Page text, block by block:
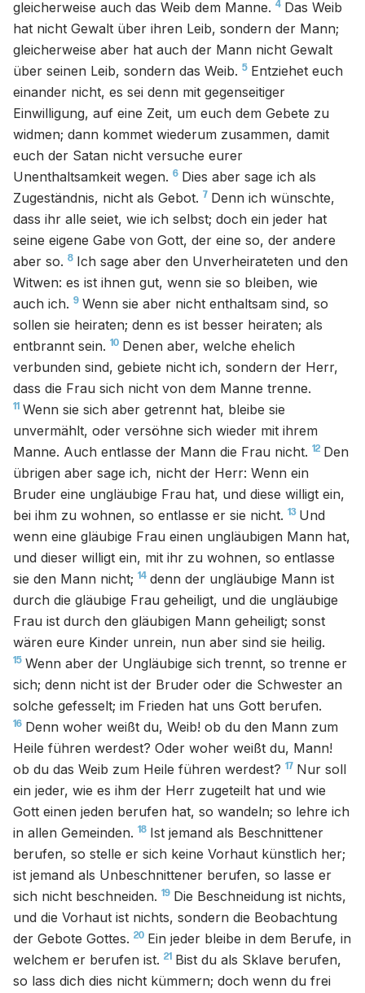
gleicherweise auch das Weib dem Manne. 4 Das Weib
hat nicht Gewalt über ihren Leib, sondern der Mann;
gleicherweise aber hat auch der Mann nicht Gewalt
über seinen Leib, sondern das Weib. 5 Entziehet euch
einander nicht, es sei denn mit gegenseitiger
Einwilligung, auf eine Zeit, um euch dem Gebete zu
widmen; dann kommet wiederum zusammen, damit
euch der Satan nicht versuche eurer
Unenthaltsamkeit wegen. 6 Dies aber sage ich als
Zugeständnis, nicht als Gebot. 7 Denn ich wünschte,
dass ihr alle seiet, wie ich selbst; doch ein jeder hat
seine eigene Gabe von Gott, der eine so, der andere
aber so. 8 Ich sage aber den Unverheirateten und den
Witwen: es ist ihnen gut, wenn sie so bleiben, wie
auch ich. 9 Wenn sie aber nicht enthaltsam sind, so
sollen sie heiraten; denn es ist besser heiraten; als
entbrannt sein. 10 Denen aber, welche ehelich
verbunden sind, gebiete nicht ich, sondern der Herr,
dass die Frau sich nicht von dem Manne trenne.
11 Wenn sie sich aber getrennt hat, bleibe sie
unvermählt, oder versöhne sich wieder mit ihrem
Manne. Auch entlasse der Mann die Frau nicht. 12 Den
übrigen aber sage ich, nicht der Herr: Wenn ein
Bruder eine ungläubige Frau hat, und diese willigt ein,
bei ihm zu wohnen, so entlasse er sie nicht. 13 Und
wenn eine gläubige Frau einen ungläubigen Mann hat,
und dieser willigt ein, mit ihr zu wohnen, so entlasse
sie den Mann nicht; 14 denn der ungläubige Mann ist
durch die gläubige Frau geheiligt, und die ungläubige
Frau ist durch den gläubigen Mann geheiligt; sonst
wären eure Kinder unrein, nun aber sind sie heilig.
15 Wenn aber der Ungläubige sich trennt, so trenne er
sich; denn nicht ist der Bruder oder die Schwester an
solche gefesselt; im Frieden hat uns Gott berufen.
16 Denn woher weißt du, Weib! ob du den Mann zum
Heile führen werdest? Oder woher weißt du, Mann!
ob du das Weib zum Heile führen werdest? 17 Nur soll
ein jeder, wie es ihm der Herr zugeteilt hat und wie
Gott einen jeden berufen hat, so wandeln; so lehre ich
in allen Gemeinden. 18 Ist jemand als Beschnittener
berufen, so stelle er sich keine Vorhaut künstlich her;
ist jemand als Unbeschnittener berufen, so lasse er
sich nicht beschneiden. 19 Die Beschneidung ist nichts,
und die Vorhaut ist nichts, sondern die Beobachtung
der Gebote Gottes. 20 Ein jeder bleibe in dem Berufe, in
welchem er berufen ist. 21 Bist du als Sklave berufen,
so lass dich dies nicht kümmern; doch wenn du frei